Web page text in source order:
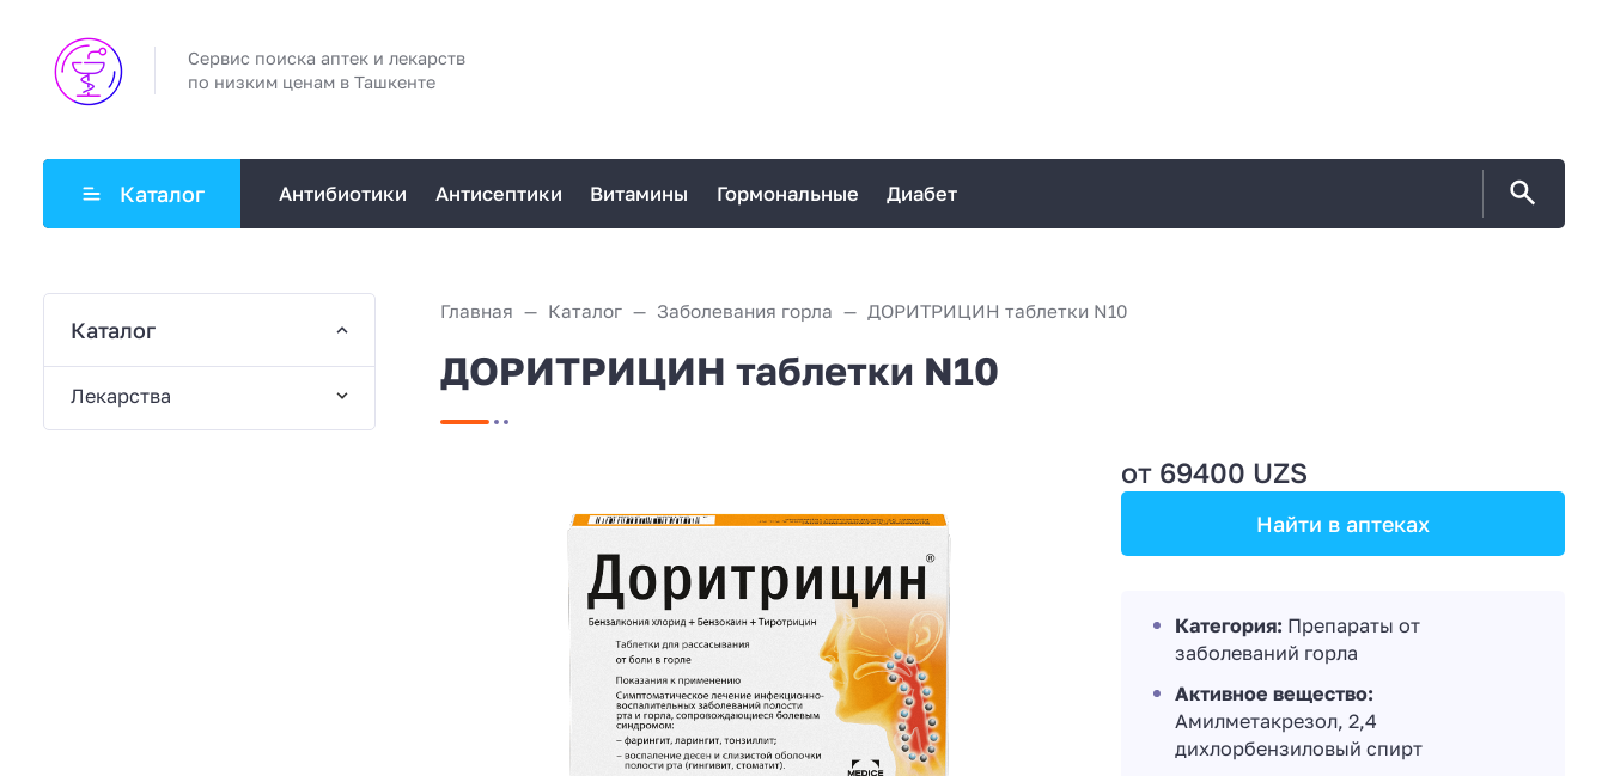
Сервис поиска аптек и лекарств
по низким ценам в Ташкенте
Каталог Антибиотики Антисептики Витамины Гормональные Диабет
Главная Каталог Заболевания горла ДОРИТРИЦИН таблетки N10
ДОРИТРИЦИН таблетки N10
от 69400 UZS
Найти в аптеках
Категория: Препараты от
заболеваний горла
Активное вещество:
Амилметакрезол, 2,4
дихлорбензиловый спирт
Каталог
Лекарства